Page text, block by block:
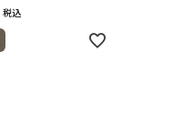
税込